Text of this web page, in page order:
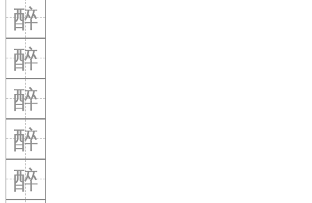
醉
醉
醉
醉
醉